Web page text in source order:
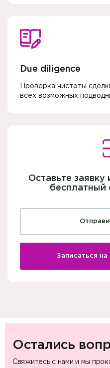
Due diligence
Проверка чистоты
всех возможных
Оставьте заявку
бесплатный
Записаться
Остались
Свяжитесь с нами и мы